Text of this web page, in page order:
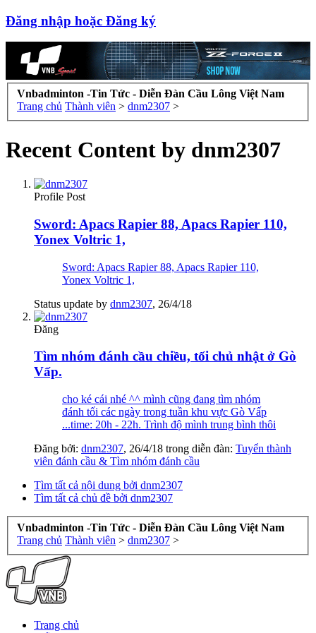
Đăng nhập hoặc Đăng ký
Vnbadminton -Tin Tức - Diễn Đàn Cầu Lông Việt Nam
Trang chủ Thành viên > dnm2307 >
Recent Content by dnm2307
Profile Post
Sword: Apacs Rapier 88, Apacs Rapier 110,
Yonex Voltric 1,
Sword: Apacs Rapier 88, Apacs Rapier 110,
Yonex Voltric 1,
Status update by dnm2307, 26/4/18
Đăng
Tìm nhóm đánh cầu chiều, tối chủ nhật ở Gò
Vấp.
cho ké cái nhé ^^ mình cũng đang tìm nhóm
đánh tối các ngày trong tuần khu vực Gò Vấp
...time: 20h - 22h. Trình độ mình trung bình thôi
Đăng bởi: dnm2307, 26/4/18 trong diễn đàn: Tuyển thành
viên đánh cầu & Tìm nhóm đánh cầu
Tìm tất cả nội dung bởi dnm2307
Tìm tất cả chủ đề bởi dnm2307
Vnbadminton -Tin Tức - Diễn Đàn Cầu Lông Việt Nam
Trang chủ Thành viên > dnm2307 >
Trang chủ